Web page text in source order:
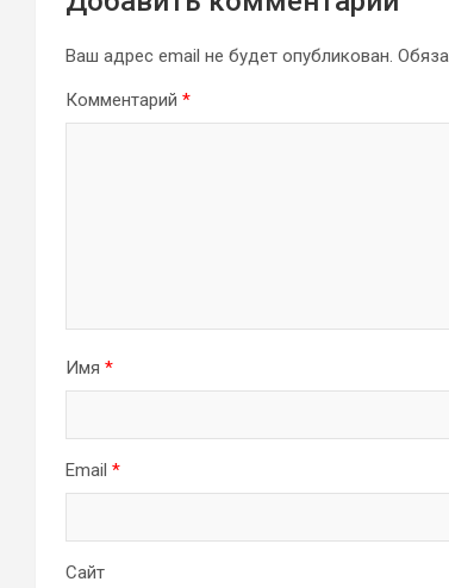
Ваш адрес email не будет опубликован.
Комментарий *
Имя *
Email *
Сайт